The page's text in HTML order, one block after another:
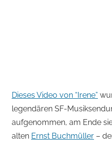
Dieses Video von “Irene”
legendären SF-
aufgenommen, am Ende
alten Ernst Buchmüller –